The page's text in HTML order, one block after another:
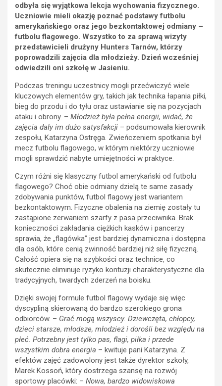
odbyła się wyjątkowa lekcja wychowania fizycznego.
Uczniowie mieli okazję poznać podstawy futbolu
amerykańskiego oraz jego bezkontaktowej odmiany –
futbolu flagowego. Wszystko to za sprawą wizyty
przedstawicieli drużyny Hunters Tarnów, którzy
poprowadzili zajęcia dla młodzieży. Dzień wcześniej
odwiedzili oni szkołę w Jasieniu.
Podczas treningu uczestnicy mogli przećwiczyć wiele
kluczowych elementów gry, takich jak technika łapania piłki,
bieg do przodu i do tyłu oraz ustawianie się na pozycjach
ataku i obrony. – Młodzież była pełna energii, widać, że
zajęcia dały im dużo satysfakcji – podsumowała kierownik
zespołu, Katarzyna Ostręga. Zwieńczeniem spotkania był
mecz futbolu flagowego, w którym niektórzy uczniowie
mogli sprawdzić nabyte umiejętności w praktyce.
Czym różni się klasyczny futbol amerykański od futbolu
flagowego? Choć obie odmiany dzielą te same zasady
zdobywania punktów, futbol flagowy jest wariantem
bezkontaktowym. Fizyczne obalenia na ziemię zostały tu
zastąpione zerwaniem szarfy z pasa przeciwnika. Brak
konieczności zakładania ciężkich kasków i pancerzy
sprawia, że „flagówka” jest bardziej dynamiczna i dostępna
dla osób, które cenią zwinność bardziej niż siłę fizyczną.
Całość opiera się na szybkości oraz technice, co
skutecznie eliminuje ryzyko kontuzji charakterystyczne dla
tradycyjnych, twardych zderzeń na boisku.
Dzięki swojej formule futbol flagowy wydaje się więc
dyscypliną skierowaną do bardzo szerokiego grona
odbiorców. – Grać mogą wszyscy. Dziewczęta, chłopcy,
dzieci starsze, młodsze, młodzież i dorośli bez względu na
płeć. Potrzebny jest tylko pas, flagi, piłka i przede
wszystkim dobra energia – kwituje pani Katarzyna. Z
efektów zajęć zadowolony jest także dyrektor szkoły,
Marek Kossoń, który dostrzega szansę na rozwój
sportowy placówki: – Nowa, bardzo widowiskowa